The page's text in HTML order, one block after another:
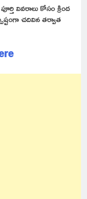
వివరాలు కోసం క్రింద
చదివిన తర్వాత